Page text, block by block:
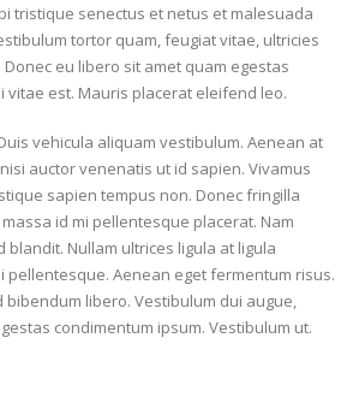
tristique senectus et netus et malesuada
tortor quam, feugiat vitae, ultricies
eu libero sit amet quam egestas
vitae est. Mauris placerat eleifend leo.
vehicula aliquam vestibulum. Aenean at
auctor venenatis ut id sapien. Vivamus
sapien tempus non. Donec fringilla
id mi pellentesque placerat. Nam
blandit. Nullam ultrices ligula at ligula
pellentesque. Aenean eget fermentum risus.
libero. Vestibulum dui augue,
condimentum ipsum. Vestibulum ut.